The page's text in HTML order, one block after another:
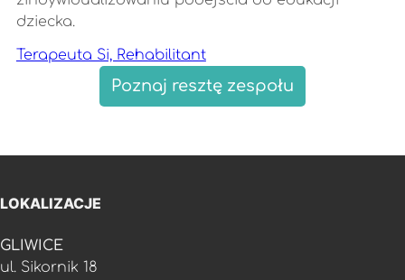
dziecka.
Terapeuta Si, Rehabilitant
Poznaj resztę zespołu
LOKALIZACJE
GLIWICE
ul. Sikornik 18